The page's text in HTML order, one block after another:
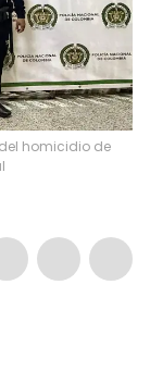
homicidio de